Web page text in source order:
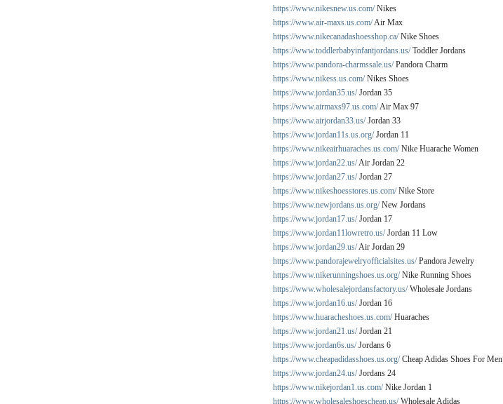
https://www.nikesnew.us.com/Nikes
https://www.air-maxs.us.com/Air Max
https://www.nikecanadashoesshop.ca/Nike Shoes
https://www.toddlerbabyinfantjordans.us/Toddler Jordans
https://www.pandora-charmssale.us/Pandora Charm
https://www.nikess.us.com/Nikes Shoes
https://www.jordan35.us/Jordan 35
https://www.airmaxs97.us.com/Air Max 97
https://www.airjordan33.us/Jordan 33
https://www.jordan11s.us.org/Jordan 11
https://www.nikeairhuaraches.us.com/Nike Huarache Women
https://www.jordan22.us/Air Jordan 22
https://www.jordan27.us/Jordan 27
https://www.nikeshoesstores.us.com/Nike Store
https://www.newjordans.us.org/New Jordans
https://www.jordan17.us/Jordan 17
https://www.jordan11lowretro.us/Jordan 11 Low
https://www.jordan29.us/Air Jordan 29
https://www.pandorajewelryofficialsites.us/Pandora Jewelry
https://www.nikerunningshoes.us.org/Nike Running Shoes
https://www.wholesalejordansfactory.us/Wholesale Jordans
https://www.jordan16.us/Jordan 16
https://www.huaracheshoes.us.com/Huaraches
https://www.jordan21.us/Jordan 21
https://www.jordan6s.us/Jordans 6
https://www.cheapadidasshoes.us.org/Cheap Adidas Shoes For Men
https://www.jordan24.us/Jordans 24
https://www.nikejordan1.us.com/Nike Jordan 1
https://www.wholesaleshoescheap.us/Wholesale Adidas